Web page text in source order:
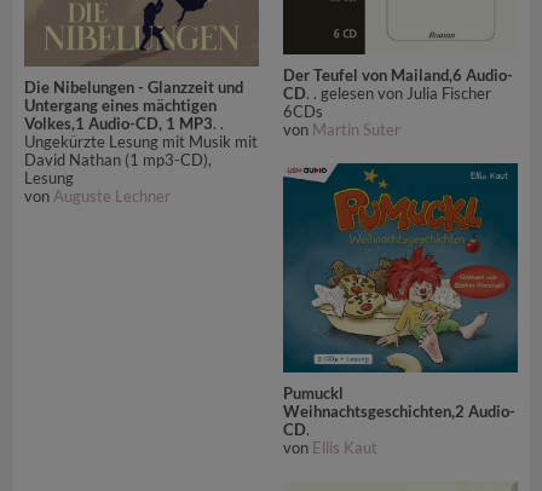
Die Nibelungen - Glanzzeit und
Untergang eines mächtigen
Volkes,1 Audio-CD, 1 MP3. .
Ungekürzte Lesung mit Musik mit
David Nathan (1 mp3-CD),
Lesung
von Auguste Lechner
Der Teufel von Mailand,6 Audio-
CD. . gelesen von Julia Fischer
6CDs
von Martin Suter
Pumuckl
Weihnachtsgeschichten,2 Audio-
CD.
von Ellis Kaut